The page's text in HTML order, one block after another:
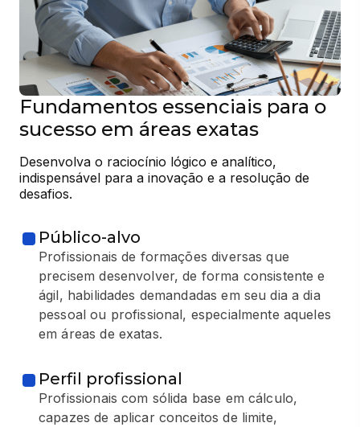
Fundamentos essenciais para o
sucesso em áreas exatas
Desenvolva o raciocínio lógico e analítico,
indispensável para a inovação e a resolução de
desafios.
Público-alvo
Profissionais de formações diversas que
precisem desenvolver, de forma consistente e
ágil, habilidades demandadas em seu dia a dia
pessoal ou profissional, especialmente aqueles
em áreas de exatas.
Perfil profissional
Profissionais com sólida base em cálculo,
capazes de aplicar conceitos de limite,